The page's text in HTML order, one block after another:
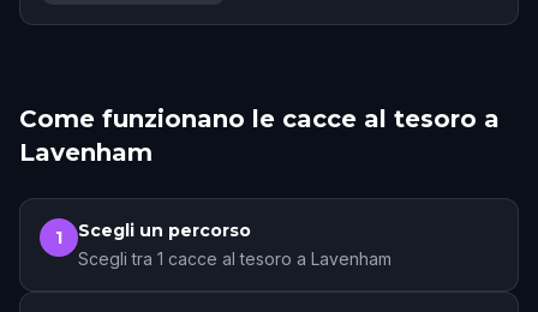
Come funzionano le cacce al tesoro a
Lavenham
1 Scegli un percorso
Scegli tra 1 cacce al tesoro a Lavenham